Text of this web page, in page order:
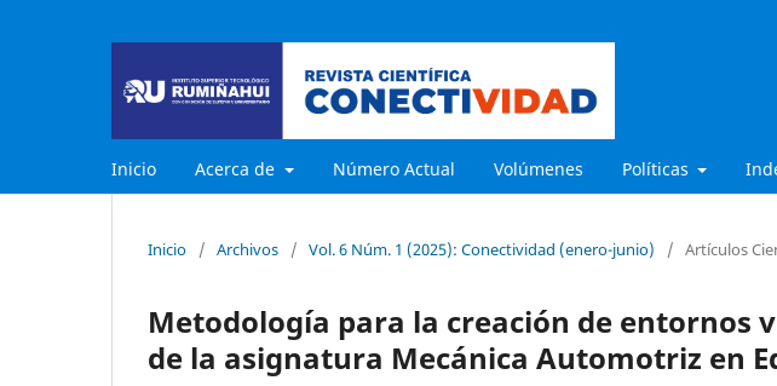
Inicio Acerca de Número Actual Volúmenes Políticas
Inicio / Archivos / Vol. 6 Núm. 1 (2025): Conectividad (enero-junio) / Artículos
Metodología para la creación de entornos
de la asignatura Mecánica Automotriz en